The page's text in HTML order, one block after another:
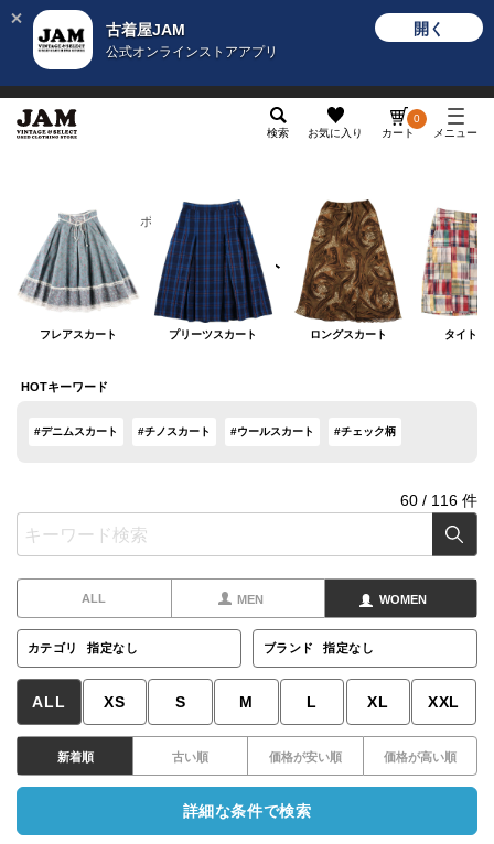
古着屋JAM
公式オンラインストアアプリ
開く
検索 お気に入り カート
0
メニュー
レディース ボトムス スカート
スカート
フレアスカート プリーツスカート ロングスカート タイトス
HOTキーワード
#デニムスカート #チノスカート #ウールスカート #チェック柄
60 / 116 件
ALL MEN WOMEN
カテゴリ 指定なし ブランド 指定なし
ALL XS S M L XL XXL
新着順 古い順 価格が安い順 価格が高い順
詳細な条件で検索